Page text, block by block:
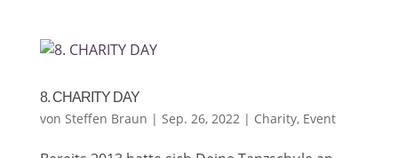
8. CHARITY DAY
von Steffen Braun | Sep. 26, 2022| Charity, Event